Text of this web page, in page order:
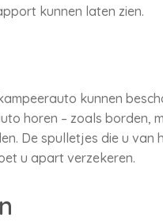
kunnen laten zien.
kunnen
horen – zoals borden,
De spulletjes die u van
u apart verzekeren.